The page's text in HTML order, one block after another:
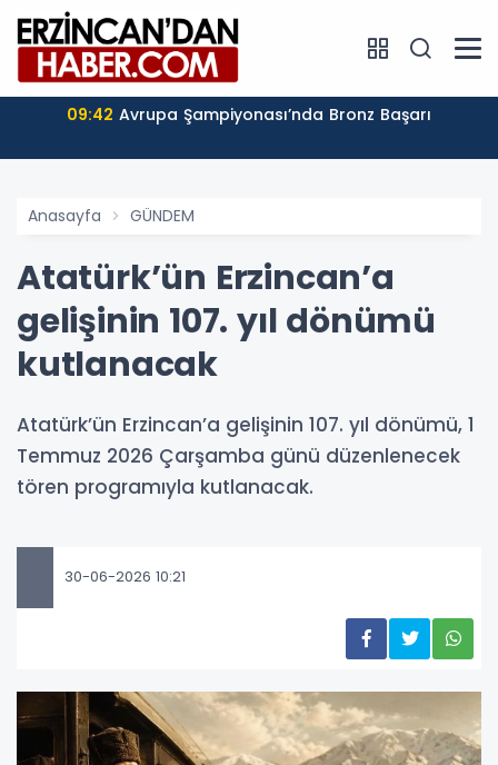
09:42 Avrupa Şampiyonası’nda Bronz Başarı
Anasayfa GÜNDEM
Atatürk’ün Erzincan’a
gelişinin 107. yıl dönümü
kutlanacak
Atatürk’ün Erzincan’a gelişinin 107. yıl dönümü, 1
Temmuz 2026 Çarşamba günü düzenlenecek
tören programıyla kutlanacak.
30-06-2026 10:21